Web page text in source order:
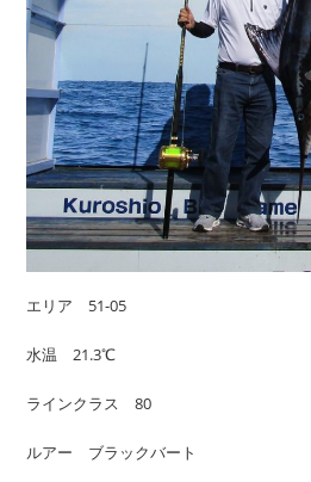
エリア 51-05
水温 21.3℃
ラインクラス 80
ルアー ブラックバート